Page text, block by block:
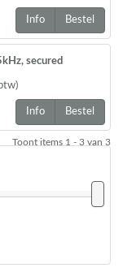
Info Bestel
secured
)
Info Bestel
Toont items 1 - 3 van 3